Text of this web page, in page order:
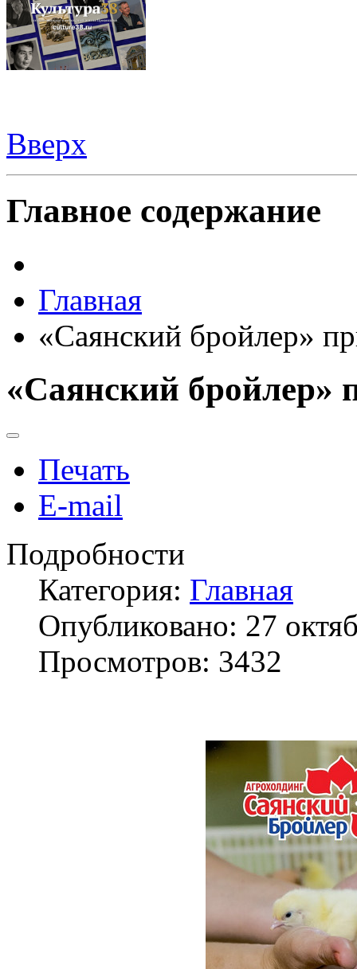
Вверх
Главное содержание
Главная
«Саянский бройлер»
«Саянский бройлер»
Печать
E-mail
Подробности
Категория: Главная
Опубликовано: 27
Просмотров: 3432